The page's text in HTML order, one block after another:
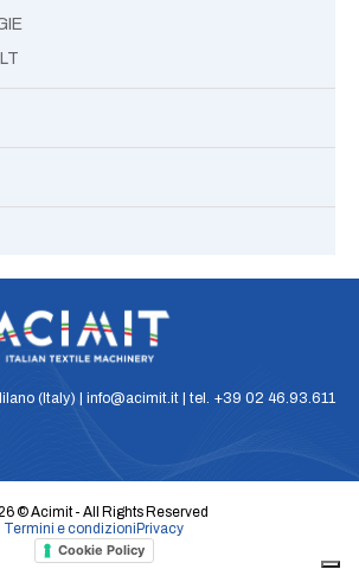
(Italy) | info@acimit.it | tel. +39 02 46.93.611
© Acimit - All Rights Reserved
Termini e condizioni Privacy
Cookie Policy